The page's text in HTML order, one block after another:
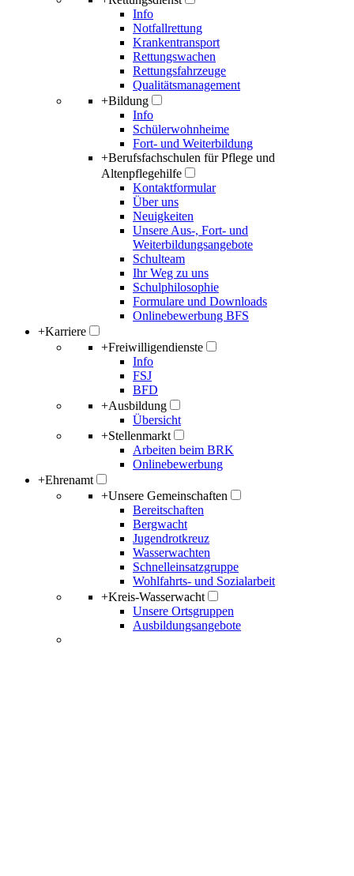
Info
Notfallrettung
Krankentransport
Rettungswachen
Rettungsfahrzeuge
Qualitätsmanagement
+Bildung
Info
Schülerwohnheime
Fort- und Weiterbildung
+Berufsfachschulen für Pflege und
Altenpflegehilfe
Kontaktformular
Über uns
Neuigkeiten
Unsere Aus-, Fort- und
Weiterbildungsangebote
Schulteam
Ihr Weg zu uns
Schulphilosophie
Formulare und Downloads
Onlinebewerbung BFS
+Karriere
+Freiwilligendienste
Info
FSJ
BFD
+Ausbildung
Übersicht
+Stellenmarkt
Arbeiten beim BRK
Onlinebewerbung
+Ehrenamt
+Unsere Gemeinschaften
Bereitschaften
Bergwacht
Jugendrotkreuz
Wasserwachten
Schnelleinsatzgruppe
Wohlfahrts- und Sozialarbeit
+Kreis-Wasserwacht
Unsere Ortsgruppen
Ausbildungsangebote